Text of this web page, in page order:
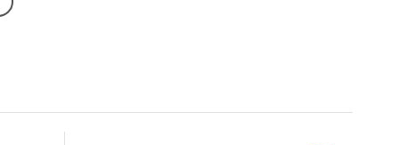
Pelech Bed Dog